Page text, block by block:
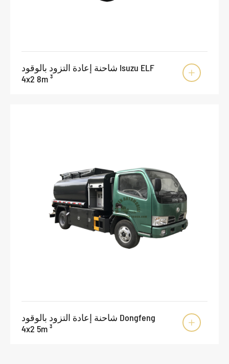
شاحنة إعادة التزود بالوقود Isuzu ELF
4x2 8m ³

شاحنة إعادة التزود بالوقود Dongfeng
4x2 5m ³
